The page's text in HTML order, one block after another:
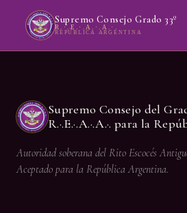
Supremo Consejo Grado 33º
R.·.E.·.A.·.A.·.
REPÚBLICA ARGENTINA
Supremo Consejo del
R.·.E.·.A.·.A.·. para la
Autoridad soberana del Rito Escocés
Aceptado para la República Argentina.